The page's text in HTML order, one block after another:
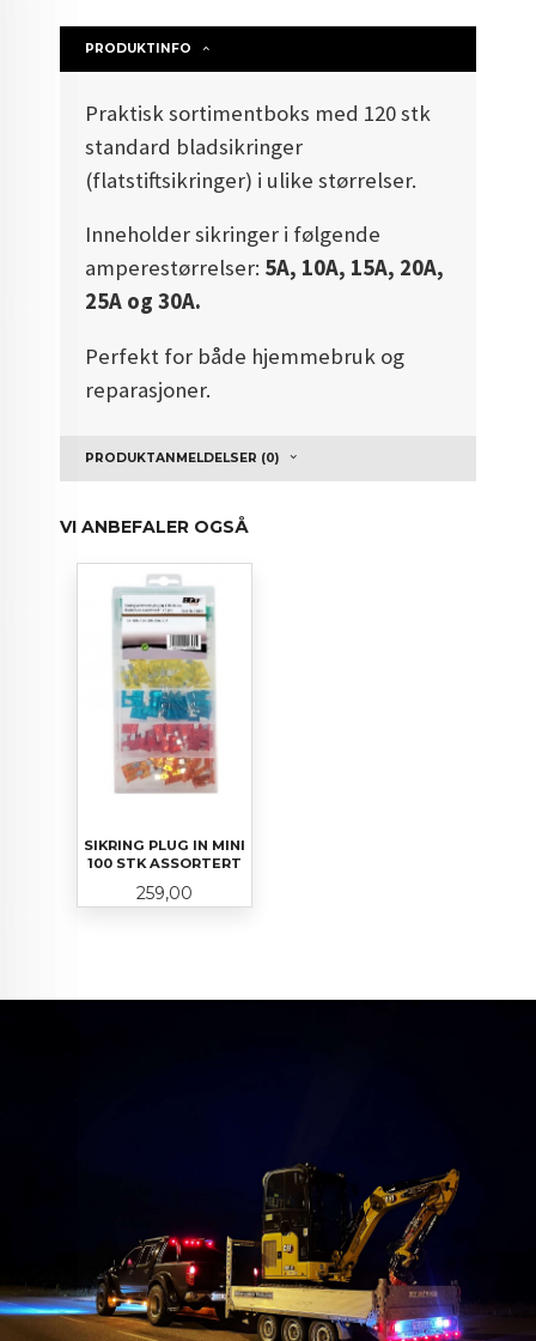
PRODUKTINFO
Praktisk sortimentboks med 120 stk
standard bladsikringer
(flatstiftsikringer) i ulike størrelser.
Inneholder sikringer i følgende
amperestørrelser: 5A, 10A, 15A, 20A,
25A og 30A.
Perfekt for både hjemmebruk og
reparasjoner.
PRODUKTANMELDELSER (0)
VI ANBEFALER OGSÅ
SIKRING PLUG IN MINI
100 STK ASSORTERT
Pris
259,00